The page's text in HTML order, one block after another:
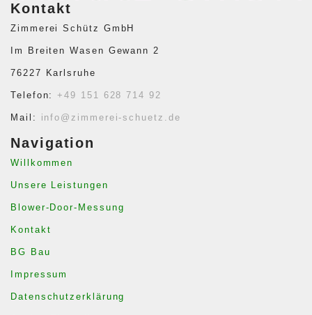
Kontakt
Zimmerei Schütz GmbH
Im Breiten Wasen Gewann 2
76227 Karlsruhe
Telefon:+49 151 628 714 92
Mail: info@zimmerei-schuetz.de
Navigation
Willkommen
Unsere Leistungen
Blower-Door-Messung
Kontakt
BG Bau
Impressum
Datenschutzerklärung